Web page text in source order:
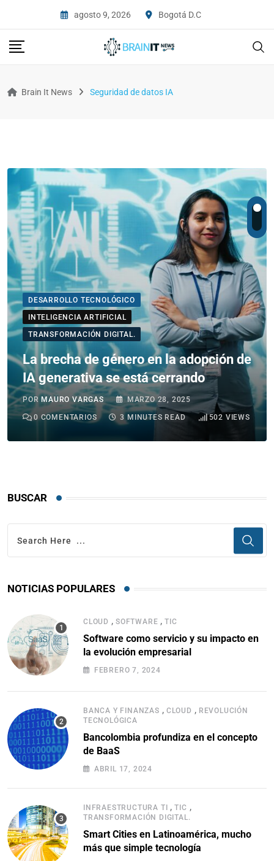
agosto 9, 2026 Bogotá D.C
Brain It News Seguridad de datos IA
DESARROLLO TECNOLÓGICO
INTELIGENCIA ARTIFICIAL
TRANSFORMACIÓN DIGITAL.
La brecha de género en la adopción de
IA generativa se está cerrando
POR MAURO VARGAS MARZO 28, 2025
0COMENTARIOS 3 MINUTES READ 502 VIEWS
BUSCAR
NOTICIAS POPULARES
CLOUD , SOFTWARE ,TIC
Software como servicio y su impacto en
la evolución empresarial
FEBRERO 7, 2024
BANCA Y FINANZAS , CLOUD , REVOLUCIÓN
TECNOLÓGICA
Bancolombia profundiza en el concepto
de BaaS
ABRIL 17, 2024
INFRAESTRUCTURA TI ,TIC ,
TRANSFORMACIÓN DIGITAL.
Smart Cities en Latinoamérica, mucho
más que simple tecnología